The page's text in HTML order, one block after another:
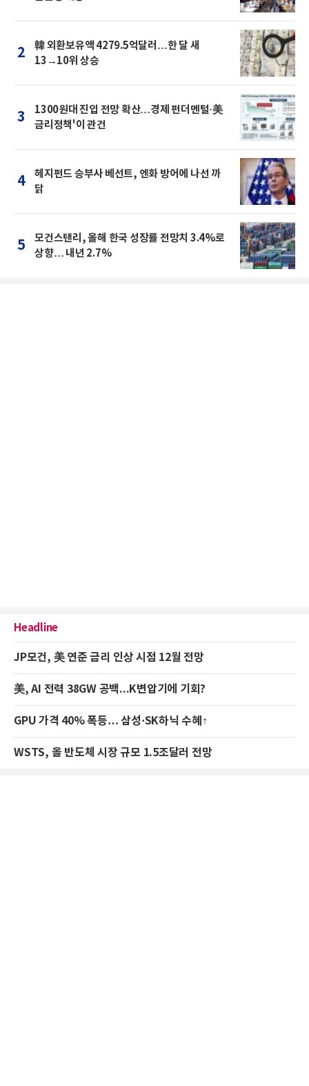
2
韓 외환보유액 4279.5억달러…한 달 새
13→10위 상승
3
1300원대 진입 전망 확산…경제 펀더멘털·美
금리정책'이 관건
4
헤지펀드 승부사 베선트, 엔화 방어에 나선 까
닭
5
모건스탠리, 올해 한국 성장률 전망치 3.4%로
상향… 내년 2.7%
Headline
JP모건, 美 연준 금리 인상 시점 12월 전망
美, AI 전력 38GW 공백...K변압기에 기회?
GPU 가격 40% 폭등… 삼성·SK하닉 수혜↑
WSTS, 올 반도체 시장 규모 1.5조달러 전망